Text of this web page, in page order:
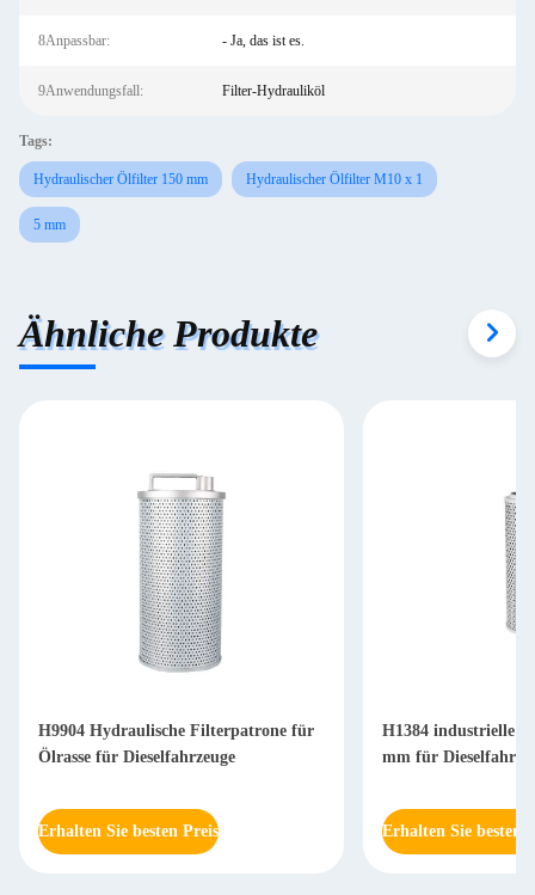
8Anpassbar: - Ja, das ist es.
9Anwendungsfall: Filter-Hydrauliköl
Tags:
Hydraulischer Ölfilter 150 mm Hydraulischer Ölfilter M10 x 1
5 mm
Ähnliche Produkte
H9904 Hydraulische Filterpatrone für
Ölrasse für Dieselfahrzeuge
Erhalten Sie besten Preis
H1384 industrielle
mm für
Erhalten Sie besten